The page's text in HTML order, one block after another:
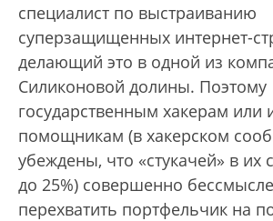
специалист по выстраиванию
суперзащищенных интернет-
делающий это в одной из
Силиконовой долины. Поэтому
государственным хакерам или
помощникам (в хакерском
убеждены, что «стукачей» в их
до 25%) совершенно
перехватить портфельчик на